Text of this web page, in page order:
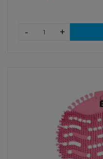
+
-